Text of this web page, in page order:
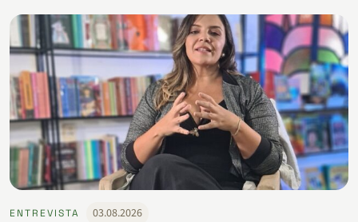
ENTREVISTA 03.08.2026